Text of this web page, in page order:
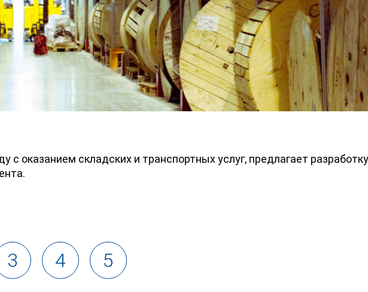
с оказанием складских и транспортных услуг, предлагает
3 4 5